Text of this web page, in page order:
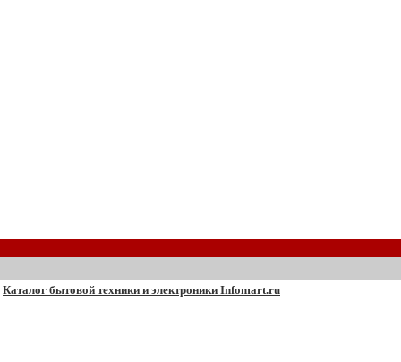
Каталог бытовой техники и электроники Infomart.ru